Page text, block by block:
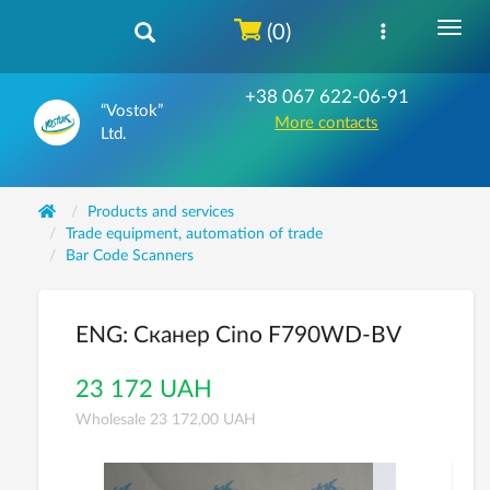
“Vostok”
Ltd.
+38 067 622-06-91
More contacts
(0)
Products and services
Trade equipment, automation of trade
Bar Code Scanners
ENG: Сканер Cino F790WD-BV
23 172 UAH
Wholesale 23 172,00 UAH